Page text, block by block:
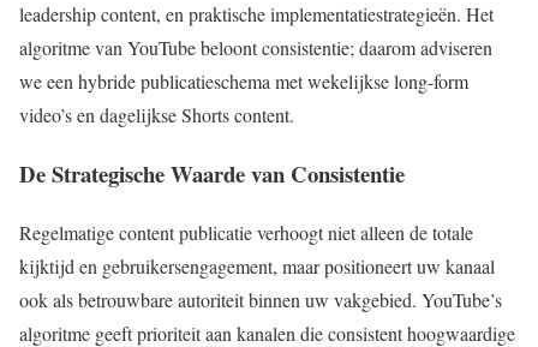
leadership content, en praktische implementatiestrategieën. Het
algoritme van YouTube beloont consistentie; daarom adviseren
we een hybride publicatieschema met wekelijkse long-form
video’s en dagelijkse Shorts content.
De Strategische Waarde van Consistentie
Regelmatige content publicatie verhoogt niet alleen de totale
kijktijd en gebruikersengagement, maar positioneert uw kanaal
ook als betrouwbare autoriteit binnen uw vakgebied. YouTube’s
algoritme geeft prioriteit aan kanalen die consistent hoogwaardige